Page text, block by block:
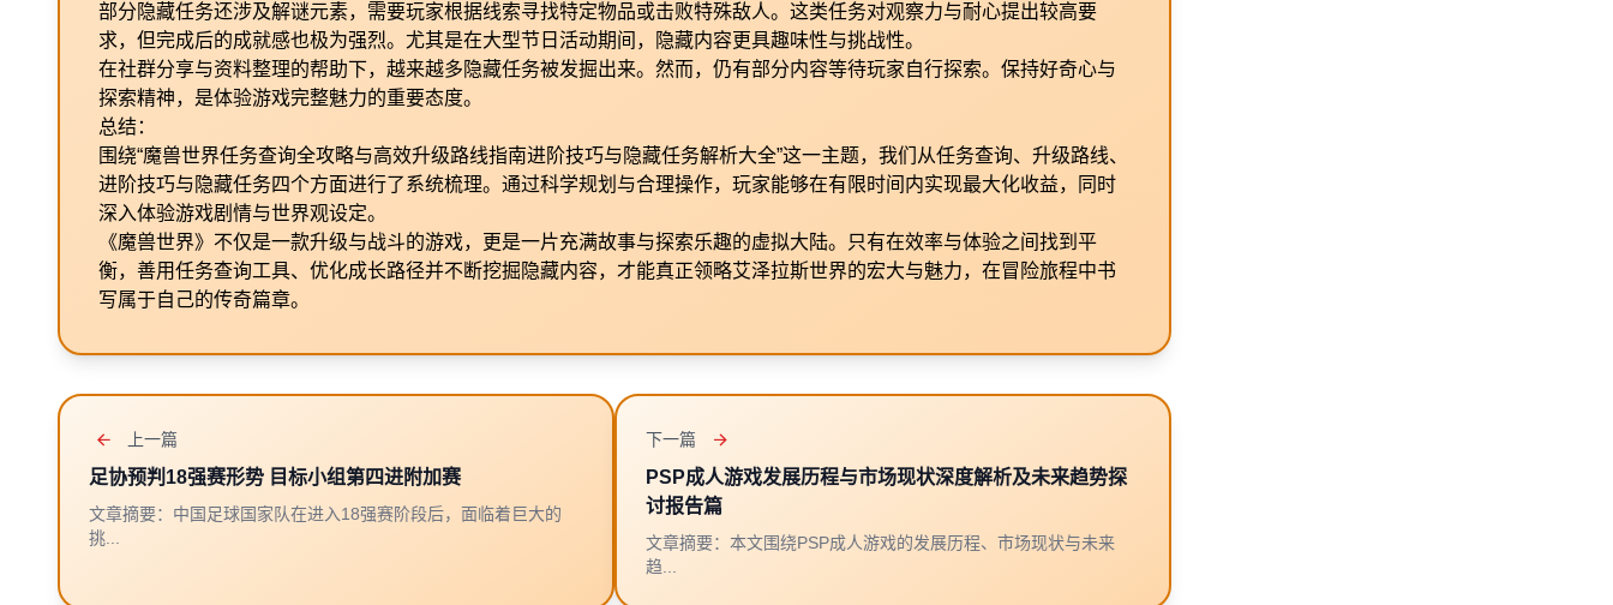
部分隐藏任务还涉及解谜元素，需要玩家根据线索寻找特定物品或击败特殊敌人。这类任务对观察力与耐心提出较高要
求，但完成后的成就感也极为强烈。尤其是在大型节日活动期间，隐藏内容更具趣味性与挑战性。
在社群分享与资料整理的帮助下，越来越多隐藏任务被发掘出来。然而，仍有部分内容等待玩家自行探索。保持好奇心与
探索精神，是体验游戏完整魅力的重要态度。
总结：
围绕“魔兽世界任务查询全攻略与高效升级路线指南进阶技巧与隐藏任务解析大全”这一主题，我们从任务查询、升级路线、
进阶技巧与隐藏任务四个方面进行了系统梳理。通过科学规划与合理操作，玩家能够在有限时间内实现最大化收益，同时
深入体验游戏剧情与世界观设定。
《魔兽世界》不仅是一款升级与战斗的游戏，更是一片充满故事与探索乐趣的虚拟大陆。只有在效率与体验之间找到平
衡，善用任务查询工具、优化成长路径并不断挖掘隐藏内容，才能真正领略艾泽拉斯世界的宏大与魅力，在冒险旅程中书
写属于自己的传奇篇章。
上一篇
足协预判18强赛形势 目标小组第四进附加赛
文章摘要：中国足球国家队在进入18强赛阶段后，面临着巨大的
挑...
下一篇
PSP成人游戏发展历程与市场现状深度解析及未来趋势探
讨报告篇
文章摘要：本文围绕PSP成人游戏的发展历程、市场现状与未来
趋...